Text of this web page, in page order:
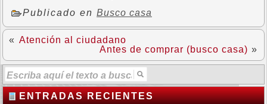
Publicado en Busco casa
« Atención al ciudadano
Antes de comprar (busco casa) »
ENTRADAS RECIENTES